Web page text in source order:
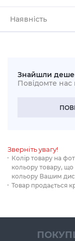
Наявність
Знайшли
Повідомте
Зверніть увагу!
Колір товару на
кольору товару, що
кольору Вашим
Товар продається